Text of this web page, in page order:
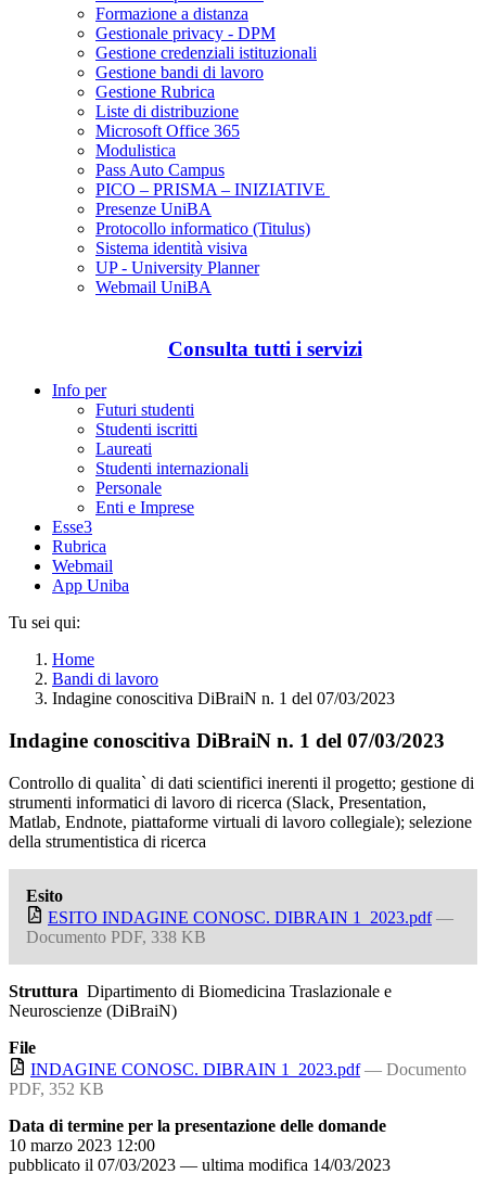
Formazione a distanza
Gestionale privacy - DPM
Gestione credenziali istituzionali
Gestione bandi di lavoro
Gestione Rubrica
Liste di distribuzione
Microsoft Office 365
Modulistica
Pass Auto Campus
PICO – PRISMA – INIZIATIVE
Presenze UniBA
Protocollo informatico (Titulus)
Sistema identità visiva
UP - University Planner
Webmail UniBA
Consulta tutti i servizi
Info per
Futuri studenti
Studenti iscritti
Laureati
Studenti internazionali
Personale
Enti e Imprese
Esse3
Rubrica
Webmail
App Uniba
Tu sei qui:
Home
Bandi di lavoro
Indagine conoscitiva DiBraiN n. 1 del 07/03/2023
Indagine conoscitiva DiBraiN n. 1 del 07/03/2023
Controllo di qualita` di dati scientifici inerenti il progetto; gestione di
strumenti informatici di lavoro di ricerca (Slack, Presentation,
Matlab, Endnote, piattaforme virtuali di lavoro collegiale); selezione
della strumentistica di ricerca
Esito
ESITO INDAGINE CONOSC. DIBRAIN 1_2023.pdf —
Documento PDF, 338 KB
Struttura Dipartimento di Biomedicina Traslazionale e
Neuroscienze (DiBraiN)
File
INDAGINE CONOSC. DIBRAIN 1_2023.pdf — Documento
PDF, 352 KB
Data di termine per la presentazione delle domande
10 marzo 2023 12:00
pubblicato il 07/03/2023 — ultima modifica 14/03/2023